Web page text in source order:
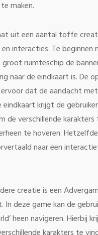
maken.
uit een aantal toffe
interacties. Te beginnen
groot ruimteschip de
naar de eindkaart is. De
dat de aandacht
eindkaart krijgt de
de verschillende karakters
te hoveren.
naar een
creatie is een
deze game kan de
heen navigeren. Hierbij